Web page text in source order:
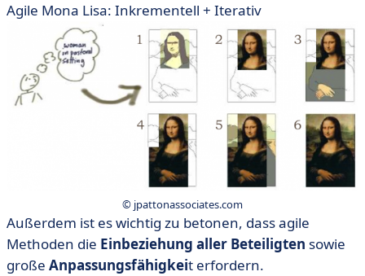
Agile Mona Lisa: Inkrementell + Iterativ
© jpattonassociates.com
Außerdem ist es wichtig zu betonen, dass agile
Methoden die Einbeziehung aller Beteiligten sowie
große Anpassungsfähigkeit erfordern.